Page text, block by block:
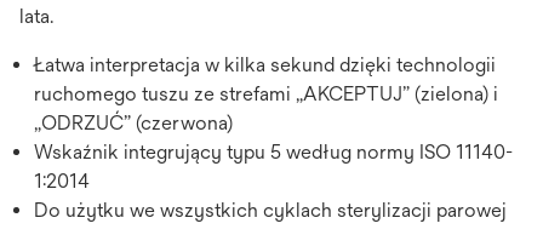
lata.
Łatwa interpretacja w kilka sekund dzięki technologii
ruchomego tuszu ze strefami „AKCEPTUJ” (zielona) i
„ODRZUĆ” (czerwona)
Wskaźnik integrujący typu 5 według normy ISO 11140-
1:2014
Do użytku we wszystkich cyklach sterylizacji parowej